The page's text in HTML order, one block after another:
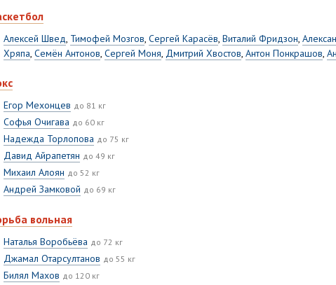
Алексей Швед, Тимофей Мозгов, Сергей Карасёв, Виталий Фридзон,
Хряпа, Семён Антонов, Сергей Моня, Дмитрий Хвостов, Антон Понкрашов,
Егор Мехонцев до 81 кг
Софья Очигава до 60 кг
Надежда Торлопова до 75 кг
Давид Айрапетян до 49 кг
Михаил Алоян до 52 кг
Андрей Замковой до 69 кг
вольная
Наталья Воробьёва до 72 кг
Джамал Отарсултанов до 55 кг
Билял Махов до 120 кг